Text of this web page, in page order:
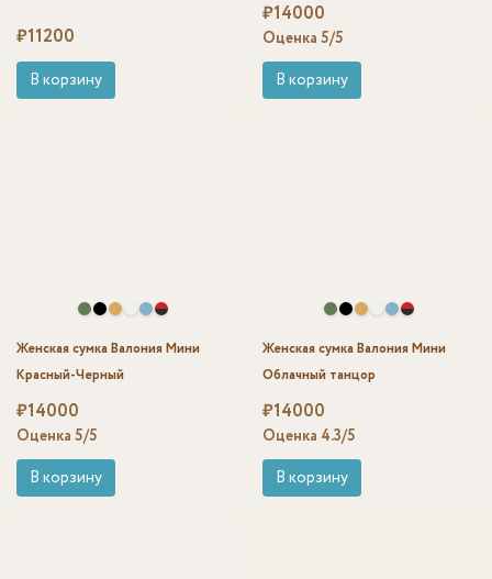
₽11200
В корзину
₽14000
Оценка 5/5
В корзину
Женская сумка Валония Мини
Красный-Черный
₽14000
Оценка 5/5
В корзину
Женская сумка Валония Мини
Облачный танцор
₽14000
Оценка 4.3/5
В корзину